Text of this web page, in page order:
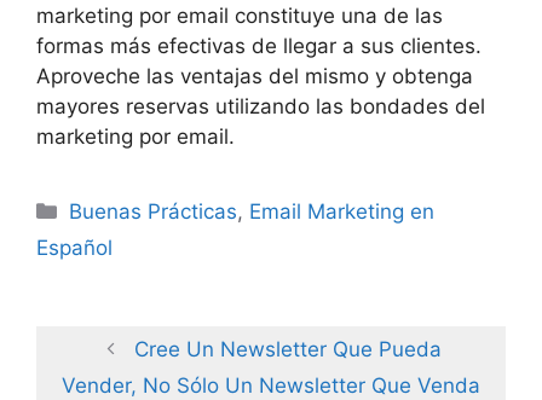
marketing por email constituye una de las
formas más efectivas de llegar a sus clientes.
Aproveche las ventajas del mismo y obtenga
mayores reservas utilizando las bondades del
marketing por email.
Categories
Buenas Prácticas, Email Marketing en
Español
Cree Un Newsletter Que Pueda
Vender, No Sólo Un Newsletter Que Venda